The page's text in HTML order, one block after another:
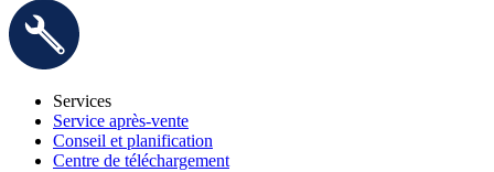
Services
Service après-vente
Conseil et planification
Centre de téléchargement